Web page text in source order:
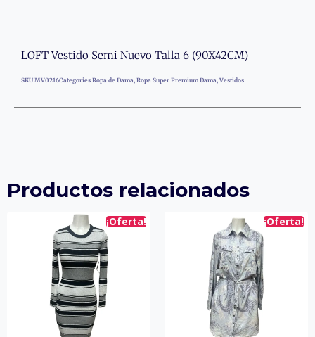
LOFT Vestido Semi Nuevo Talla 6 (90X42CM)
SKU MV0216Categories Ropa de Dama, Ropa Super Premium Dama, Vestidos
Productos relacionados
¡Oferta! ¡Oferta!